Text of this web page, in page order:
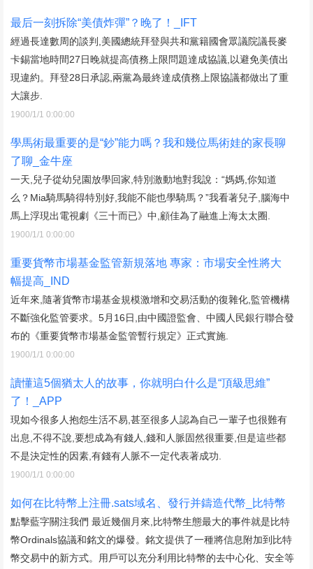
最后一刻拆除“美債炸彈”？晚了！_IFT
經過長達數周的談判,美國總統拜登與共和黨籍國會眾議院議長麥
卡錫當地時間27日晚就提高債務上限問題達成協議,以避免美債出
現違約。拜登28日承認,兩黨為最終達成債務上限協議都做出了重
大讓步.
1900/1/1 0:00:00
學馬術最重要的是“鈔”能力嗎？我和幾位馬術娃的家長聊
了聊_金牛座
一天,兒子從幼兒園放學回家,特別激動地對我說：“媽媽,你知道
么？Mia騎馬騎得特別好,我能不能也學騎馬？”我看著兒子,腦海中
馬上浮現出電視劇《三十而已》中,顧佳為了融進上海太太圈.
1900/1/1 0:00:00
重要貨幣市場基金監管新規落地 專家：市場安全性將大
幅提高_IND
近年來,隨著貨幣市場基金規模激增和交易活動的復雜化,監管機構
不斷強化監管要求。5月16日,由中國證監會、中國人民銀行聯合發
布的《重要貨幣市場基金監管暫行規定》正式實施.
1900/1/1 0:00:00
讀懂這5個猶太人的故事，你就明白什么是“頂級思維”
了！_APP
現如今很多人抱怨生活不易,甚至很多人認為自己一輩子也很難有
出息,不得不說,要想成為有錢人,錢和人脈固然很重要,但是這些都
不是決定性的因素,有錢有人脈不一定代表著成功.
1900/1/1 0:00:00
如何在比特幣上注冊.sats域名、發行并鑄造代幣_比特幣
點擊藍字關注我們 最近幾個月來,比特幣生態最大的事件就是比特
幣Ordinals協議和銘文的爆發。銘文提供了一種將信息附加到比特
幣交易中的新方式。用戶可以充分利用比特幣的去中心化、安全等